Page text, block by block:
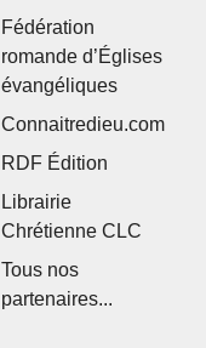
Fédération
romande d’Églises
évangéliques
Connaitredieu.com
RDF Édition
Librairie
Chrétienne CLC
Tous nos
partenaires...